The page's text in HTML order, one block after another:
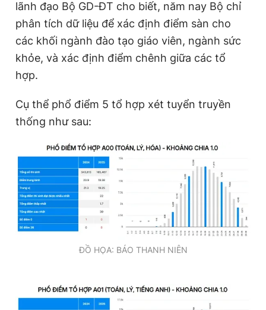
Hotline
0906 645 777
Liên hệ quảng cáo
0908 780 404
Đặt báo Quảng cáo RSS Tòa soạn Chính sách bảo
Phó tổng biên tập thường trực: Hải Thành
Phó tổng biên tập: Lâm Hiếu Dũng
Phó tổng biên tập: Trần Việt Hưng
Tổng thư ký tòa soạn: Đức Trung
Giấy phép xuất bản số 110/GP - BTTTT cấp ngày 24.3.2020
© 2003-2026 Bản quyền thuộc về Báo Thanh Niên. Cấm sao
chép dưới mọi hình thức nếu không có sự chấp thuận bằng văn
bản. Phát triển bởi ePi Technologies, JSC.
lãnh đạo Bộ GD-ĐT cho biết, năm nay Bộ chỉ
phân tích dữ liệu để xác định điểm sàn cho
các khối ngành đào tạo giáo viên, ngành sức
khỏe, và xác định điểm chênh giữa các tổ
hợp.
Cụ thể phổ điểm 5 tổ hợp xét tuyển truyền
thống như sau:
ĐỒ HỌA: BÁO THANH NIÊN